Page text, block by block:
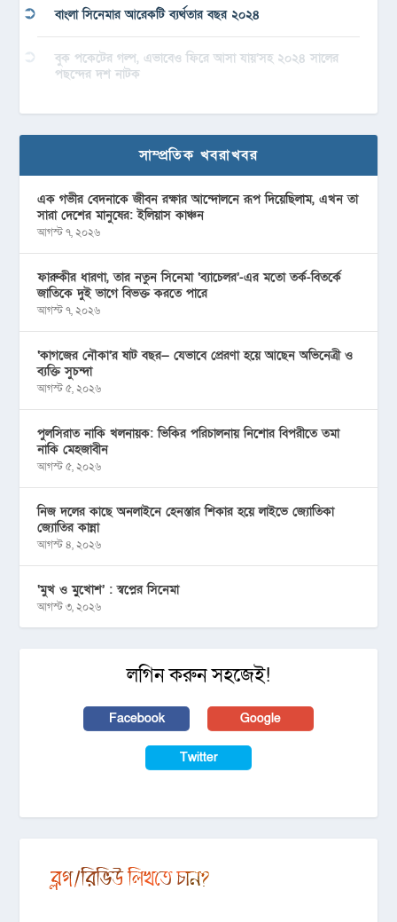
বাংলা সিনেমার আরেকটি ব্যর্থতার বছর ২০২৪
বুক পকেটের গল্প, এভাবেও ফিরে আসা যায়’সহ ২০২৪ সালের
পছন্দের দশ নাটক
সাম্প্রতিক খবরাখবর
এক গভীর বেদনাকে জীবন রক্ষার আন্দোলনে রূপ দিয়েছিলাম, এখন তা
সারা দেশের মানুষের: ইলিয়াস কাঞ্চন
আগস্ট ৭, ২০২৬
ফারুকীর ধারণা, তার নতুন সিনেমা ‘ব্যাচেলর’-এর মতো তর্ক-বিতর্কে
জাতিকে দুই ভাগে বিভক্ত করতে পারে
আগস্ট ৭, ২০২৬
‘কাগজের নৌকা’র ষাট বছর— যেভাবে প্রেরণা হয়ে আছেন অভিনেত্রী ও
ব্যক্তি সুচন্দা
আগস্ট ৫, ২০২৬
পুলসিরাত নাকি খলনায়ক: ভিকির পরিচালনায় নিশোর বিপরীতে তমা
নাকি মেহজাবীন
আগস্ট ৫, ২০২৬
নিজ দলের কাছে অনলাইনে হেনস্তার শিকার হয়ে লাইভে জ্যোতিকা
জ্যোতির কান্না
আগস্ট ৪, ২০২৬
‘মুখ ও মু্খোশ’ : স্বপ্নের সিনেমা
আগস্ট ৩, ২০২৬
লগিন করুন সহজেই!
Facebook Google
Twitter